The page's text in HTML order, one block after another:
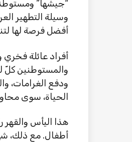
“جيشها”
وسيلة التطهير
أفضل فرصة لها
أفراد عائلة
والمستوطنين كلّ
ودفع الغرامات،
الحياة، سوى
هذا اليأس
أطفال. مع ذلك،